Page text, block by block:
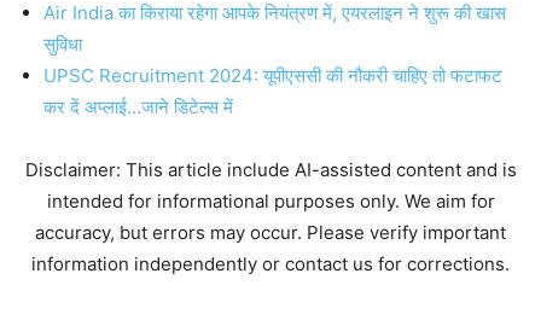
Air India का किराया रहेगा आपके नियंत्रण में, एयरलाइन ने शुरू की खास
सुविधा
UPSC Recruitment 2024: यूपीएससी की नौकरी चाहिए तो फटाफट
कर दें अप्लाई…जाने डिटेल्स में
Disclaimer: This article include AI-assisted content and is
intended for informational purposes only. We aim for
accuracy, but errors may occur. Please verify important
information independently or contact us for corrections.